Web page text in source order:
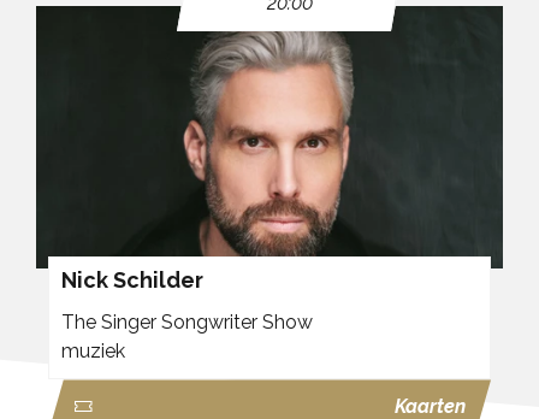
met virtuoze energie en indrukwekkende gitaarsolo’s.
In BEST OF CLAPTON nemen de mannen van
Ocobar je mee in een avondvullend programma
vol verhalen en muziek, zoals alleen zij dat kunnen.
b Wijtman drums , percussie , zang
k van Vuuren akoestische -en elektrische gitaren
B A Rt Wijtman bas , zang
Nick Schilder
The Singer Songwriter Show
muziek
Kaarten